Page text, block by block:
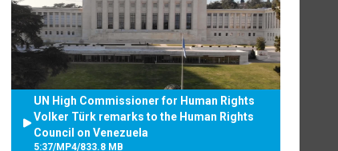
UN High Commissioner for Human Rights
Volker Türk remarks to the Human Rights
Council on Venezuela
5:37/MP4/833.8 MB